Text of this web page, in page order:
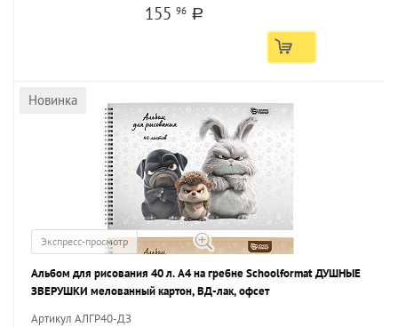
15596 a
Новинка
Экспресс-просмотр
Альбом для рисования 40 л. А4 на гребне Schoolformat ДУШНЫЕ
ЗВЕРУШКИ мелованный картон, ВД-лак, офсет
Артикул АЛГР40-ДЗ